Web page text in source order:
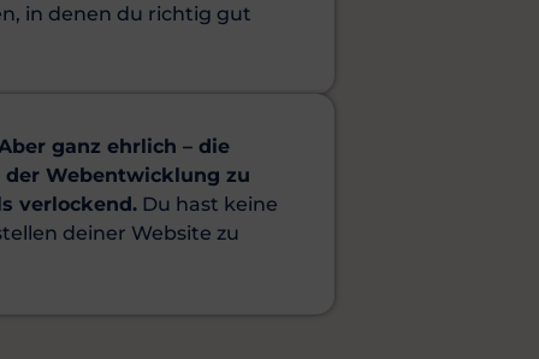
in denen du richtig gut
ganz ehrlich – die
der Webentwicklung zu
verlockend. Du hast keine
deiner Website zu